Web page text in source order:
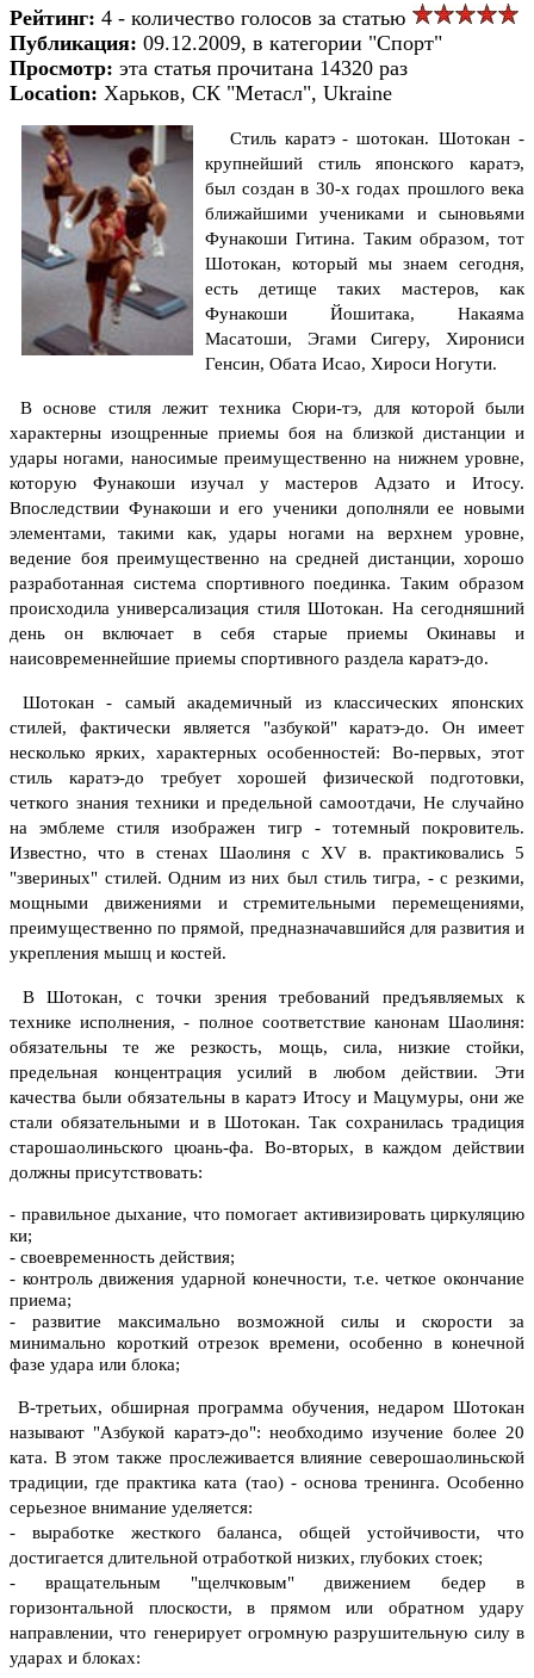
Рейтинг: 4 - количество голосов за статью
Публикация: 09.12.2009, в категории "Спорт"
Просмотр: эта статья прочитана 14320 раз
Location: Харьков, СК "Метасл", Ukraine
Стиль каратэ - шотокан. Шотокан -
крупнейший стиль японского каратэ,
был создан в 30-х годах прошлого века
ближайшими учениками и сыновьями
Фунакоши Гитина. Таким образом, тот
Шотокан, который мы знаем сегодня,
есть детище таких мастеров, как
Фунакоши Йошитака, Накаяма
Масатоши, Эгами Сигеру, Хирониси
Генсин, Обата Исао, Хироси Ногути.
В основе стиля лежит техника Сюри-тэ, для которой были
характерны изощренные приемы боя на близкой дистанции и
удары ногами, наносимые преимущественно на нижнем уровне,
которую Фунакоши изучал у мастеров Адзато и Итосу.
Впоследствии Фунакоши и его ученики дополняли ее новыми
элементами, такими как, удары ногами на верхнем уровне,
ведение боя преимущественно на средней дистанции, хорошо
разработанная система спортивного поединка. Таким образом
происходила универсализация стиля Шотокан. На сегодняшний
день он включает в себя старые приемы Окинавы и
наисовременнейшие приемы спортивного раздела каратэ-до.
Шотокан - самый академичный из классических японских
стилей, фактически является "азбукой" каратэ-до. Он имеет
несколько ярких, характерных особенностей:
Во-первых, этот
стиль каратэ-до требует хорошей физической подготовки,
четкого знания техники и предельной самоотдачи, Не случайно
на эмблеме стиля изображен тигр - тотемный покровитель.
Известно, что в стенах Шаолиня с XV в. практиковались 5
"звериных" стилей. Одним из них был стиль тигра, - c резкими,
мощными движениями и стремительными перемещениями,
преимущественно по прямой, предназначавшийся для развития и
укрепления мышц и костей.
В Шотокан, с точки зрения требований предъявляемых к
технике исполнения, - полное соответствие канонам Шаолиня:
обязательны те же резкость, мощь, сила, низкие стойки,
предельная концентрация усилий в любом действии. Эти
качества были обязательны в каратэ Итосу и Мацумуры, они же
стали обязательными и в Шотокан. Так сохранилась традиция
старошаолиньского цюань-фа.
Во-вторых, в каждом действии
должны присутствовать:
- правильное дыхание, что помогает активизировать циркуляцию
ки;
- своевременность действия;
- контроль движения ударной конечности, т.е. четкое окончание
приема;
- развитие максимально возможной силы и скорости за
минимально короткий отрезок времени, особенно в конечной
фазе удара или блока;
В-третьих, обширная программа обучения, недаром Шотокан
называют "Азбукой каратэ-до": необходимо изучение более 20
ката. В этом также прослеживается влияние северошаолиньской
традиции, где практика ката (тао) - основа тренинга. Особенно
серьезное внимание уделяется:
- выработке жесткого баланса, общей устойчивости, что
достигается длительной отработкой низких, глубоких стоек;
- вращательным "щелчковым" движением бедер в
горизонтальной плоскости, в прямом или обратном удару
направлении, что генерирует огромную разрушительную силу в
ударах и блоках: